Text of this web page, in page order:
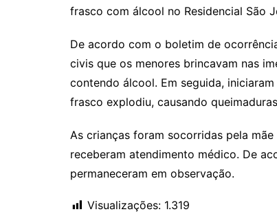
frasco com álcool no Residencial São
De acordo com o boletim de
civis que os menores brincavam nas
contendo álcool. Em seguida,
frasco explodiu, causando
As crianças foram socorridas pela
receberam atendimento médico. De
permaneceram em observação.
Visualizações: 1.319